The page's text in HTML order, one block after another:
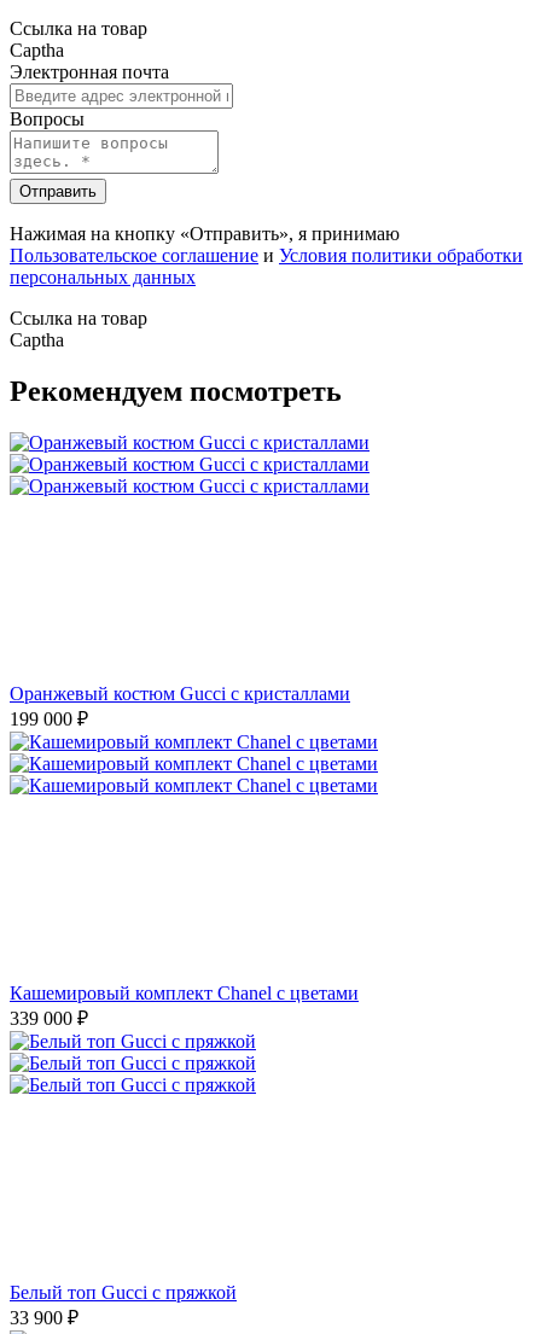
Ссылка на товар
Captha
Электронная почта
Вопросы
Отправить
Нажимая на кнопку «Отправить», я принимаю
Пользовательское соглашение и Условия политики обработки
персональных данных
Ссылка на товар
Captha
Рекомендуем посмотреть
Оранжевый костюм Gucci с кристаллами
199 000 ₽
Кашемировый комплект Chanel с цветами
339 000 ₽
Белый топ Gucci с пряжкой
33 900 ₽